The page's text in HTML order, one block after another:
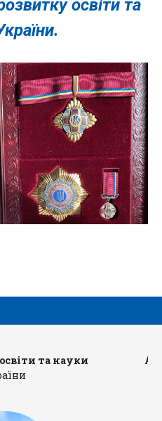
освіти та
та науки